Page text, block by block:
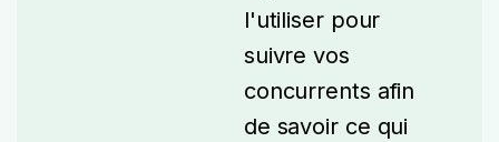
l'utiliser pour
suivre vos
concurrents afin
de savoir ce qui